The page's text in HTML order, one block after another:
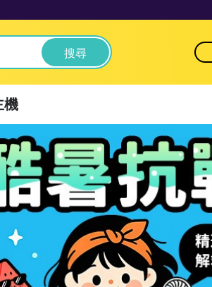
搜尋
機